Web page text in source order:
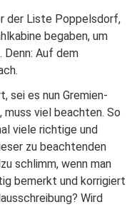
der Liste Poppelsdorf,
begaben, um
Denn: Auf dem
sei es nun Gremien-
viel beachten. So
viele richtige und
zu beachtenden
schlimm, wenn man
bemerkt und korrigiert
Wird